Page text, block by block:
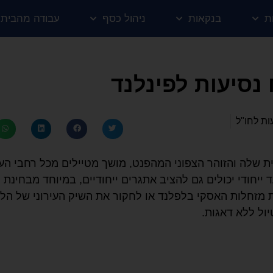
בנקאות ניהול כסף עבודה מהבית
נסיעות לפינלנד
לחו"ל
והזוהר הצפוני המהפנט, מושך מטיילים מכל רחבי
יכולים גם להציב אתגרים ייחודיים, במיוחד מבחינת
האסקי בלפלנד או לחקור את השיק העירוני של
ללא דאגות.